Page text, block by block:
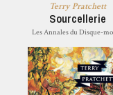
Terry Pratchett
Sourcellerie
Les Annales du Disque-